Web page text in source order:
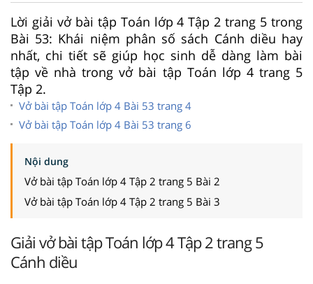
Lời giải vở bài tập Toán lớp 4 Tập 2 trang 5 trong
Bài 53: Khái niệm phân số sách Cánh diều hay
nhất, chi tiết sẽ giúp học sinh dễ dàng làm bài
tập về nhà trong vở bài tập Toán lớp 4 trang 5
Tập 2.
Vở bài tập Toán lớp 4 Bài 53 trang 4
Vở bài tập Toán lớp 4 Bài 53 trang 6
Nội dung
Vở bài tập Toán lớp 4 Tập 2 trang 5 Bài 2
Vở bài tập Toán lớp 4 Tập 2 trang 5 Bài 3
Giải vở bài tập Toán lớp 4 Tập 2 trang 5
Cánh diều